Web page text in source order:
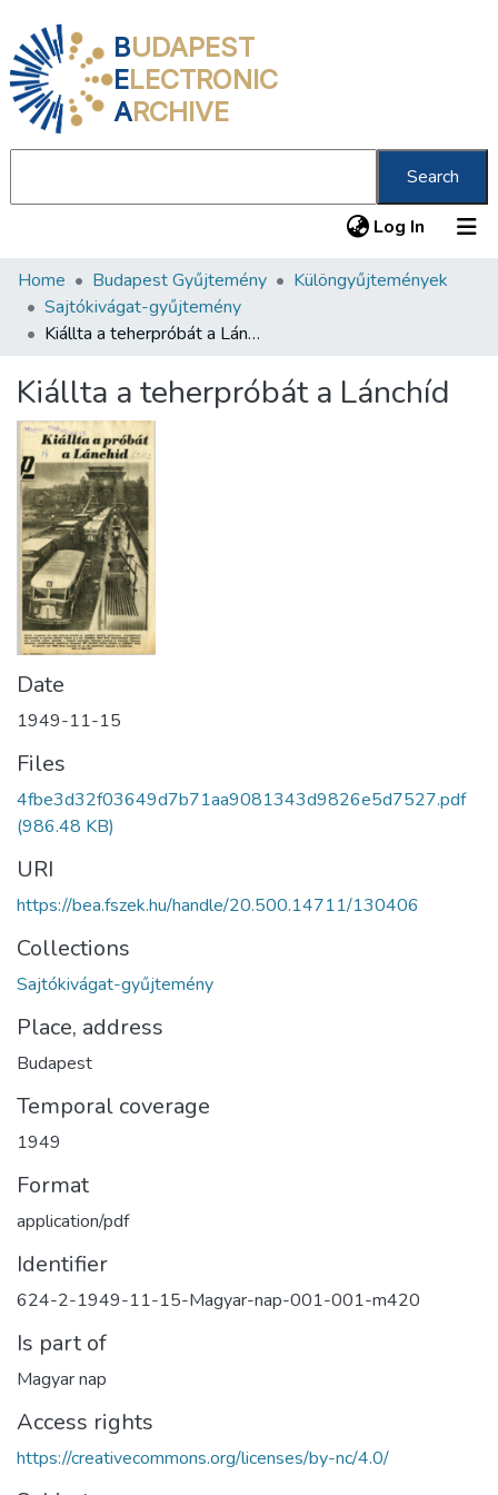
BUDAPEST
ELECTRONIC
ARCHIVE
Search
Log In (current)
Communities & Collections
All of DSpace
About us
Home Budapest Gyűjtemény
Különgyűjtemények
Sajtókivágat-gyűjtemény
Kiállta a teherpróbát a Lánchíd
Kiállta a teherpróbát a Lánchíd
Date
1949-11-15
Files
4fbe3d32f03649d7b71aa9081343d9826e5d7527.pdf
(986.48 KB)
URI
https://bea.fszek.hu/handle/20.500.14711/130406
Collections
Sajtókivágat-gyűjtemény
Place, address
Budapest
Temporal coverage
1949
Format
application/pdf
Identifier
624-2-1949-11-15-Magyar-nap-001-001-m420
Is part of
Magyar nap
Access rights
https://creativecommons.org/licenses/by-nc/4.0/